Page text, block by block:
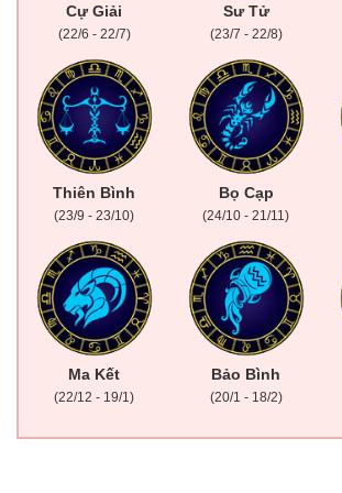
Cự Giải
(22/6 - 22/7)
Sư Tử
(23/7 - 22/8)
Thiên Bình
(23/9 - 23/10)
Bọ Cạp
(24/10 - 21/11)
Ma Kết
(22/12 - 19/1)
Bảo Bình
(20/1 - 18/2)